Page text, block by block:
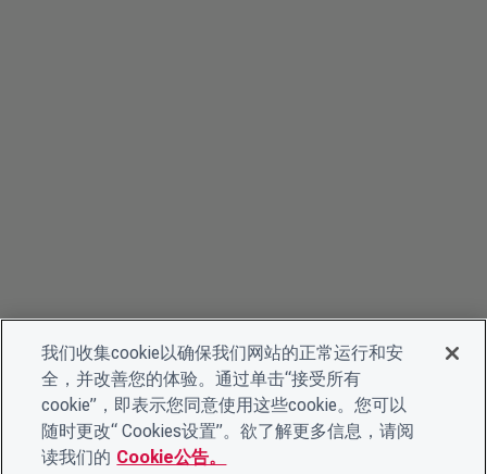
我们收集cookie以确保我们网站的正常运行和安
全，并改善您的体验。通过单击“接受所有
cookie”，即表示您同意使用这些cookie。您可以
随时更改“ Cookies设置”。欲了解更多信息，请阅
读我们的 Cookie公告。